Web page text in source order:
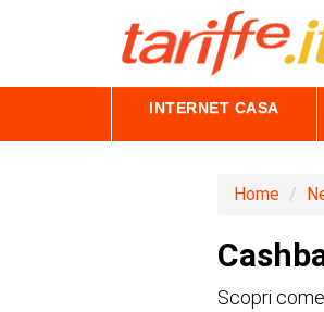
INTERNET CASA
Home
Scopri